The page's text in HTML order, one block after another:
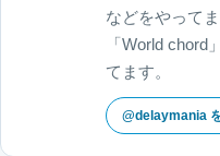
などをやって
「World
てます。
@delaymania